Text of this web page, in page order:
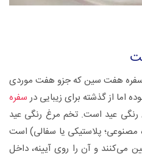
سفره هفت سین که جزو هفت موردی
اما از گذشته برای زیبایی در سفره
رنگی عید است. تخم ‌مرغ رنگی عید
پلاستیکی یا سفالی) است
می‌کنند و آن را روی آیینه، داخل